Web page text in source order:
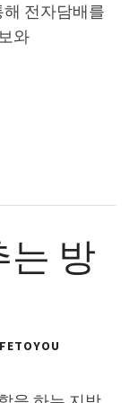
전자담배를
와
방